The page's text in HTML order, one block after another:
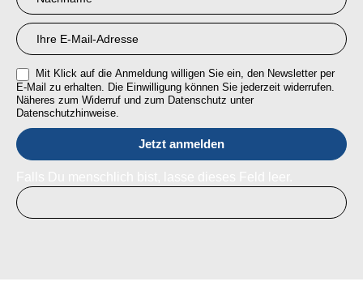
Mit Klick auf die Anmeldung willigen Sie ein, den Newsletter per
E-Mail zu erhalten. Die Einwilligung können Sie jederzeit widerrufen.
Näheres zum Widerruf und zum Datenschutz unter
Datenschutzhinweise.